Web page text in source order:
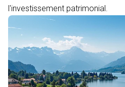
l'investissement patrimonial.